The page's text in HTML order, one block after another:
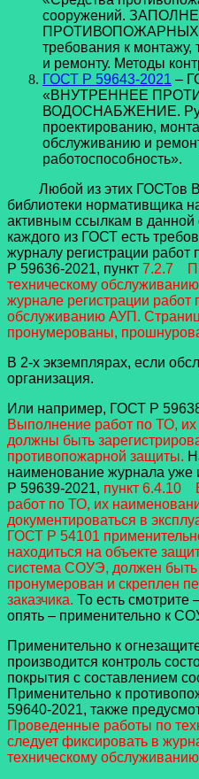
сооружений.
ПРОТИВОПОЖАРНЫХ
требования к
и ремонту. Методы
ГОСТ Р 59643-2021 –
«ВНУТРЕННЕЕ
ВОДОСНАБЖЕНИЕ.
проектированию,
обслуживанию и
работоспособность».
Любой из этих ГОСТов
библиотеки нормативщика
активным ссылкам в данной
каждого из ГОСТ есть
журналу регистрации
Р 59636-2021, пункт 7.2.7
техническому
журнале регистрации работ
обслуживанию АУП.
пронумерованы,
В 2-х экземплярах, если
организация.
Или например, ГОСТ Р
Выполнение работ по ТО,
должны быть
противопожарной защиты.
наименование журнала
Р 59639-2021, пункт 6.4.10
работ по ТО, их
документироваться в
ГОСТ Р 54101
находиться на объекте
система СОУЭ, должен
пронумерован и скреплен
заказчика. То есть смотрите
опять – применительно к
Применительно к
производится контроль
покрытия с составлением
Применительно к
59640-2021, также
Проведенные работы по
следует фиксировать в
техническому